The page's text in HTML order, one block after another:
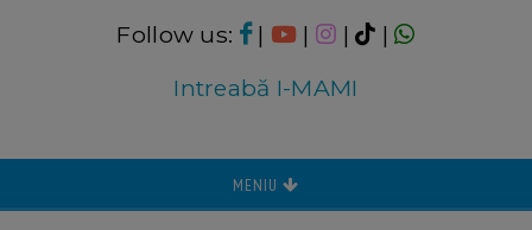
Follow us: | | |
|
Intreabă I-MAMI
MENIU